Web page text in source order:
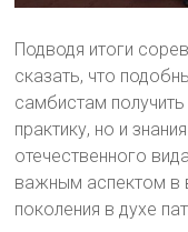
Подводя итоги
сказать, что
самбистам
практику, но и
отечественного
важным аспектом в
поколения в духе